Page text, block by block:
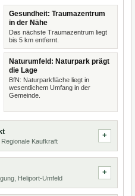
Gesundheit: Traumazentrum
in der Nähe
Das nächste Traumazentrum liegt
bis 5 km entfernt.
Naturumfeld: Naturpark prägt
die Lage
BfN: Naturparkfläche liegt in
wesentlichem Umfang in der
Gemeinde.
Kaufkraft
Heliport-Umfeld